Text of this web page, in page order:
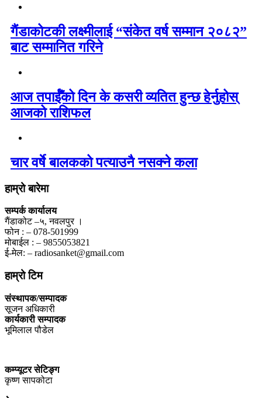
गैंडाकोटकी लक्ष्मीलाई “संकेत वर्ष सम्मान २०८२”
बाट सम्मानित गरिने
आज तपाईँको दिन के कसरी व्यतित हुन्छ हेर्नुहोस्
आजको राशिफल
चार वर्षे बालकको पत्याउनै नसक्ने कला
हाम्रो बारेमा
सम्पर्क कार्यालय
गैंडाकोट –५, नवलपुर ।
फोन : – 078-501999
मोबाईल : – 9855053821
ई-मेल: – radiosanket@gmail.com
हाम्रो टिम
संस्थापक/सम्पादक
सूजन अधिकारी
कार्यकारी सम्पादक
भूमिलाल पौडेल
कम्प्यूटर सेटिङ्ग
कृष्ण सापकोटा